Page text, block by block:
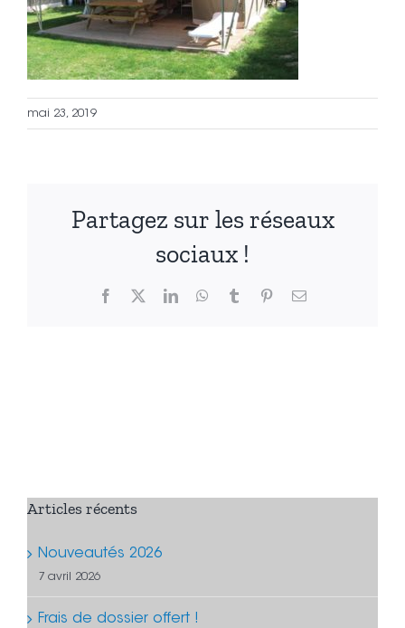
mai 23, 2019
Partagez sur les réseaux
sociaux !
Facebook LinkedInWhatsApp
Tumblr PinterestEmail
Articles récents
Nouveautés 2026
7 avril 2026
Frais de dossier offert !